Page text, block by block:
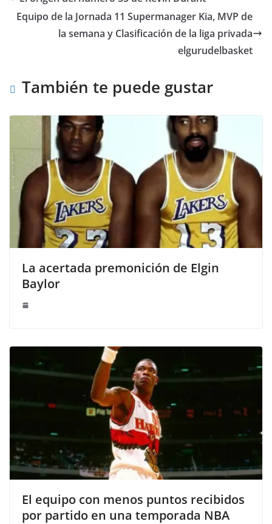
Equipo de la Jornada 11 Supermanager Kia, MVP de
la semana y Clasificación de la liga privada
elgurudelbasket
También te puede gustar
La acertada premonición de Elgin
Baylor
El equipo con menos puntos recibidos
por partido en una temporada NBA